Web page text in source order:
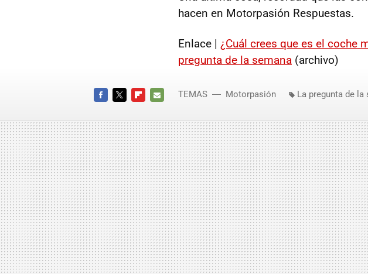
hacen en Motorpasión Respuestas.
Enlace | ¿Cuál crees que es el coche
pregunta de la semana (archivo)
MAIL
TEMAS Motorpasión La pregunta de la